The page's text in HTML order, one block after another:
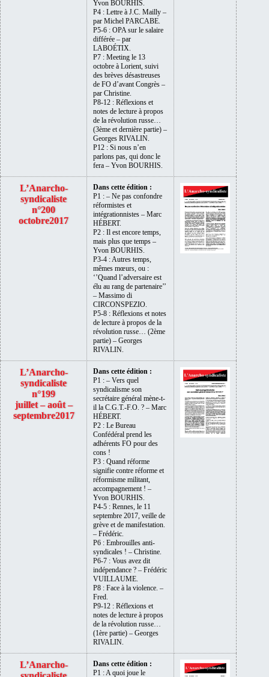
Yvon BOURHIS.
P4 : Lettre à J.C. Mailly –
par Michel PARCABE.
P5-6 : OPA sur le salaire
différée – par
LABOÉTIX.
P7 : Meeting le 13
octobre à Lorient, suivi
des brèves désastreuses
de FO d’avant Congrès –
par Christine.
P8-12 : Réflexions et
notes de lecture à propos
de la révolution russe…
(3ème et dernière partie) –
Georges RIVALIN.
P12 : Si nous n’en
parlons pas, qui donc le
fera – Yvon BOURHIS.
L’Anarcho-
syndicaliste
n°200
octobre2017
Dans cette édition :
P1 : – Ne pas confondre
réformistes et
intégrationnistes – Marc
HÉBERT.
P2 : Il est encore temps,
mais plus que temps –
Yvon BOURHIS.
P3-4 : Autres temps,
mêmes mœurs, ou :
‘’Quand l’adversaire est
élu au rang de partenaire’’
– Massimo di
CIRCONSPEZIO.
P5-8 : Réflexions et notes
de lecture à propos de la
révolution russe… (2ème
partie) – Georges
RIVALIN.
L’Anarcho-
syndicaliste
n°199
juillet – août –
septembre2017
Dans cette édition :
P1 : – Vers quel
syndicalisme son
secrétaire général mène-t-
il la C.G.T.-F.O. ? – Marc
HÉBERT.
P2 : Le Bureau
Confédéral prend les
adhérents FO pour des
cons !
P3 : Quand réforme
signifie contre réforme et
réformisme militant,
accompagnement ! –
Yvon BOURHIS.
P4-5 : Rennes, le 11
septembre 2017, veille de
grève et de manifestation.
– Frédéric.
P6 : Embrouilles anti-
syndicales ! – Christine.
P6-7 : Vous avez dit
indépendance ? – Frédéric
VUILLAUME.
P8 : Face à la violence. –
Fred.
P9-12 : Réflexions et
notes de lecture à propos
de la révolution russe…
(1ère partie) – Georges
RIVALIN.
L’Anarcho-
Dans cette édition :
P1 : A quoi joue le